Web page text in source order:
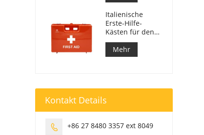
Italienische
Erste-Hilfe-
Kästen für den
Arbeitsplatz
entsprechen DM
388 vom
Mehr
Kontakt Details
 +86 27 8480 3357 ext 8049